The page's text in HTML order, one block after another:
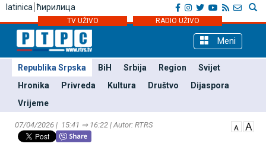
latinica ћирилица
TV UŽIVO RADIO UŽIVO
Meni
Republika Srpska BiH Srbija Region
Svijet
Hronika
Privreda Kultura Društvo
Dijaspora
Vrijeme
07/04/2026 | 15:41 ⇒ 16:22 | Autor: RTRS